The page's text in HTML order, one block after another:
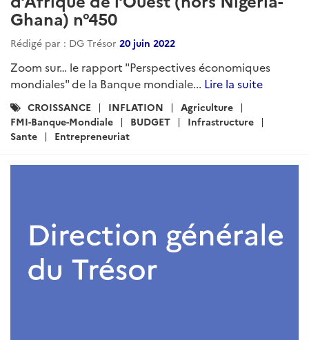
Ghana) n°450
Rédigé par : DG Trésor 20 juin 2022
Zoom sur… le rapport "Perspectives économiques
mondiales" de la Banque mondiale... Lire la suite
Catégories
:
CROISSANCE INFLATION
Agriculture
FMI-Banque-Mondiale
BUDGET
Infrastructure
Sante
Entrepreneuriat